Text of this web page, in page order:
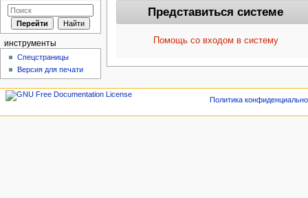
Помощь со входом в систему
инструменты
Спецстраницы
Версия для печати
Политика